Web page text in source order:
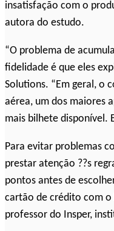
insatisfação com o
autora do estudo.
“O problema de
fidelidade é que eles
Solutions. “Em geral, o
aérea, um dos maiores
mais bilhete disponível.
Para evitar problemas
prestar atenção ??s
pontos antes de
cartão de crédito com
professor do Insper,